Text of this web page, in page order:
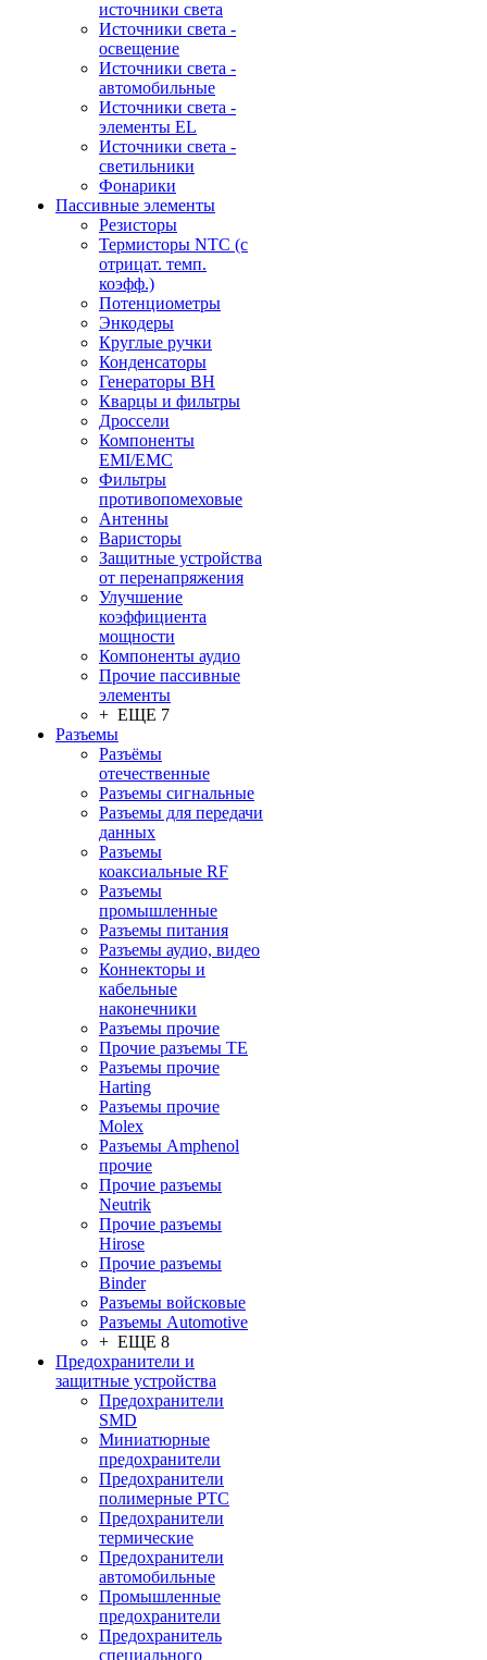
источники света
Источники света -
освещение
Источники света -
автомобильные
Источники света -
элементы EL
Источники света -
светильники
Фонарики
Пассивные элементы
Резисторы
Термисторы NTC (с
отрицат. темп.
коэфф.)
Потенциометры
Энкодеры
Круглые ручки
Конденсаторы
Генераторы ВН
Кварцы и фильтры
Дроссели
Компоненты
EMI/EMC
Фильтры
противопомеховые
Антенны
Варисторы
Защитные устройства
от перенапряжения
Улучшение
коэффициента
мощности
Компоненты аудио
Прочие пассивные
элементы
+ ЕЩЕ 7
Разъeмы
Разъёмы
отечественные
Разъeмы сигнальные
Разъeмы для передачи
данных
Разъeмы
коаксиальные RF
Разъeмы
промышленные
Разъeмы питания
Разъeмы аудио, видео
Коннекторы и
кабельные
наконечники
Разъeмы прочие
Прочие разъемы TE
Разъемы прочие
Harting
Разъемы прочие
Molex
Разъемы Amphenol
прочие
Прочие разъемы
Neutrik
Прочие разъемы
Hirose
Прочие разъемы
Binder
Разъемы войсковые
Разъeмы Automotive
+ ЕЩЕ 8
Предохранители и
защитные устройства
Предохранители
SMD
Миниатюрные
предохранители
Предохранители
полимерные PTC
Предохранители
термические
Предохранители
автомобильные
Промышленные
предохранители
Предохранитель
специального